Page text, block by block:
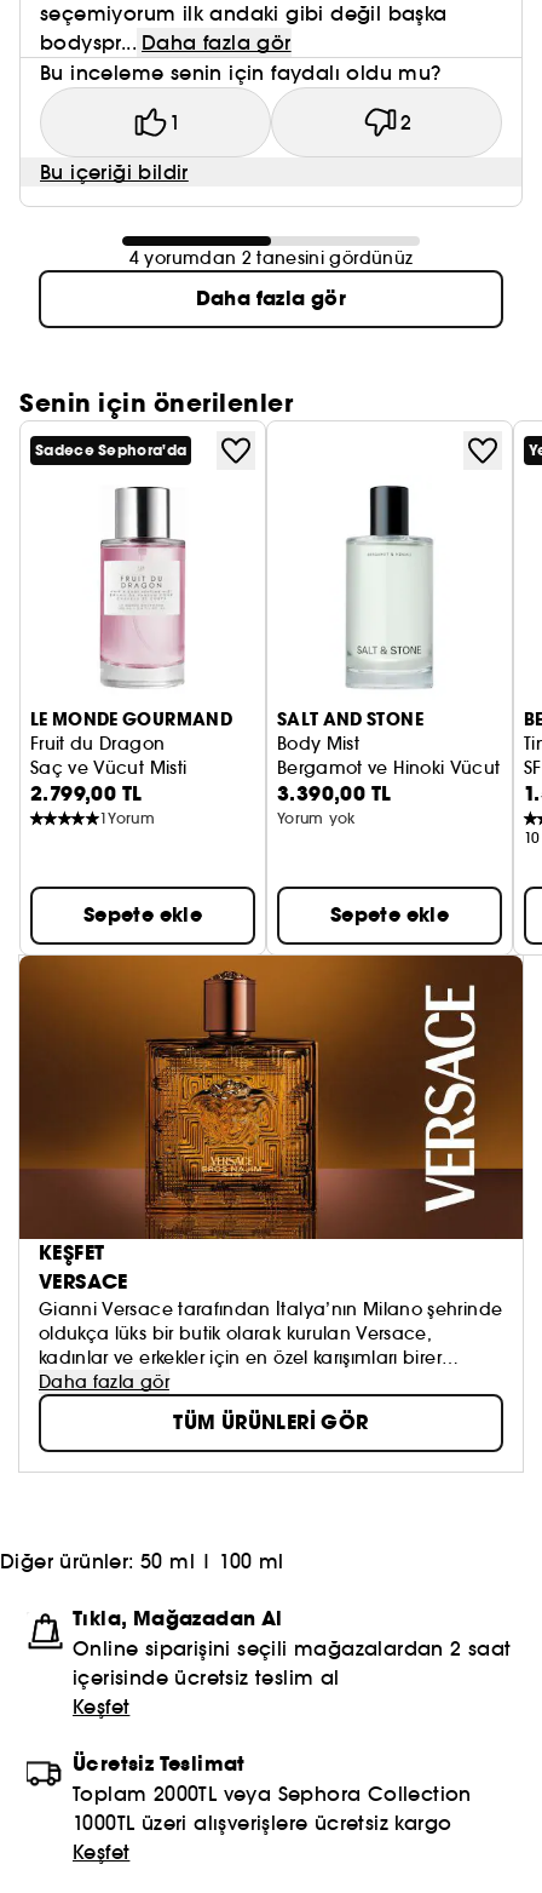
seçemiyorum ilk andaki gibi değil başka
bodyspr... Daha fazla gör
Bu inceleme senin için faydalı oldu mu?
1 2
Bu içeriği bildir
4 yorumdan 2 tanesini gördünüz
Daha fazla gör
Senin için önerilenler
Sadece Sephora'da
LE MONDE GOURMAND
Fruit du Dragon
Saç ve Vücut Misti
2.799,00 TL
1Yorum
Sepete ekle
SALT AND STONE
Body Mist
Bergamot ve Hinoki Vücut
3.390,00 TL
Yorum yok
Sepete ekle
KEŞFET
VERSACE
Gianni Versace tarafından İtalya’nın Milano şehrinde
oldukça lüks bir butik olarak kurulan Versace,
kadınlar ve erkekler için en özel karışımları birer
mücevheri andıran benzersiz ve şık tasarımlara sahip
parfüm şişelerine doldurarak rüya gibi bir dünya
Daha fazla gör
TÜM ÜRÜNLERİ GÖR
Diğer ürünler:50 ml | 100 ml
Tıkla, Mağazadan Al
Online siparişini seçili mağazalardan 2 saat
içerisinde ücretsiz teslim al
Keşfet
Ücretsiz Teslimat
Toplam 2000TL veya Sephora Collection
1000TL üzeri alışverişlere ücretsiz kargo
Keşfet